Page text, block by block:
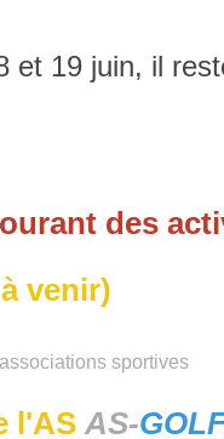
et 19 juin, il
des
venir)
l'AS AS-